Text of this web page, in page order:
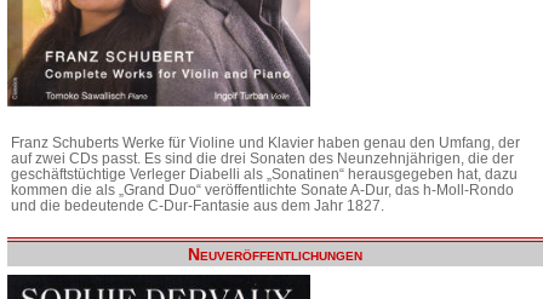
Franz Schuberts Werke für Violine und Klavier haben genau den Umfang, der
auf zwei CDs passt. Es sind die drei Sonaten des Neunzehnjährigen, die der
geschäftstüchtige Verleger Diabelli als „Sonatinen“ herausgegeben hat, dazu
kommen die als „Grand Duo“ veröffentlichte Sonate A-Dur, das h-Moll-Rondo
und die bedeutende C-Dur-Fantasie aus dem Jahr 1827.
Neuveröffentlichungen